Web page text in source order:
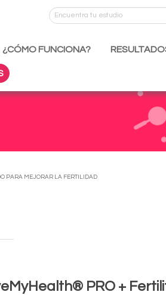
¿CÓMO FUNCIONA?
PARA MEJORAR LA FERTILIDAD
PRO +